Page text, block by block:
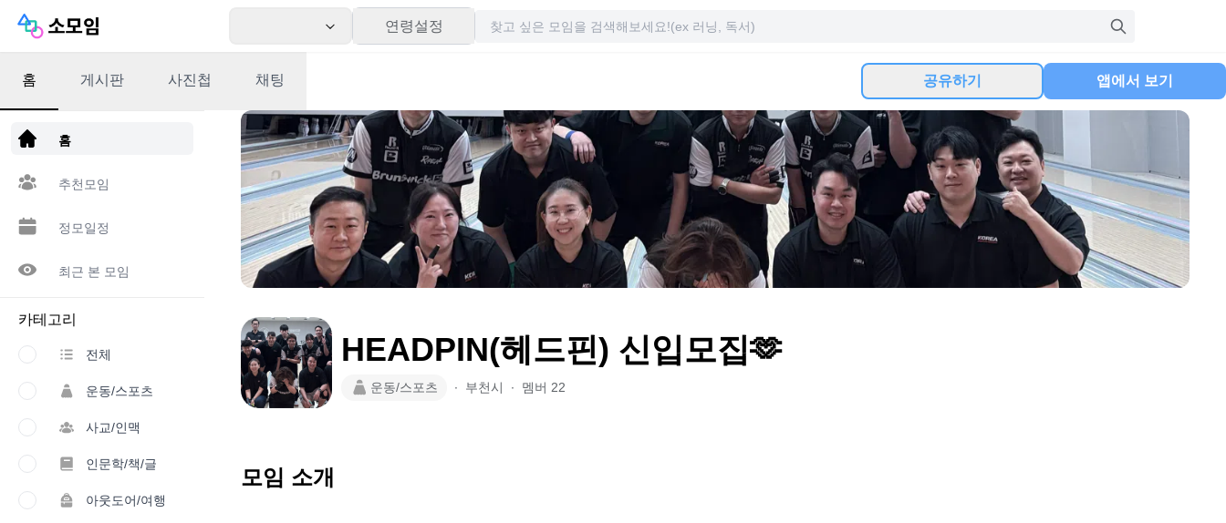
연령설정
앱 다운로드
홈
추천모임
정모일정
최근 본 모임
카테고리
전체
운동/스포츠
사교/인맥
인문학/책/글
아웃도어/여행
홈 게시판 사진첩 채팅 공유하기 앱에서 보기
HEADPIN(헤드핀) 신입모집🫶
운동/스포츠 ∙ 부천시 ∙ 멤버 22
모임 소개